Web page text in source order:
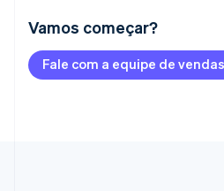
Vamos começar?
Fale com a equipe de vendas
DeutschEnglish
Austrália